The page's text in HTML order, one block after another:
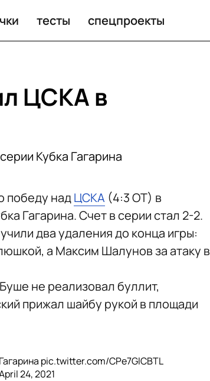
тесты спецпроекты
ЦСКА в
Кубка Гагарина
надЦСКА (4:3 ОТ) в
Гагарина. Счет в серии стал 2-2.
два удаления до конца игры:
а Максим Шалунов за атаку в
не реализовал буллит,
прижал шайбу рукой в площади
pic.twitter.com/CPe7GlCBTL
24, 2021